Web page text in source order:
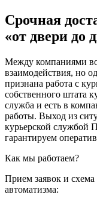
Срочная
«от двери до
Между компаниями
взаимодействия, но
признана работа с
собственного штата
служба и есть в
работы. Выход из
курьерской
гарантируем
Как мы работаем?
Прием заявок и
автоматизма: